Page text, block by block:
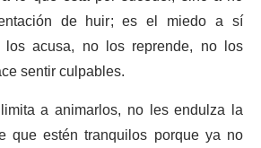
de huir; es el miedo a sí
acusa, no los reprende, no los
sentir culpables.
a animarlos, no les endulza la
que estén tranquilos porque ya no